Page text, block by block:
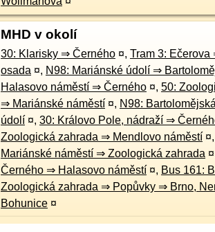
MHD v okolí
30: Klarisky ⇒ Černého ¤, Tram 3: Ečerova
osada ¤, N98: Mariánské údolí ⇒
Halasovo náměstí ⇒ Černého ¤, 50:
⇒ Mariánské náměstí ¤, N98:
údolí ¤, 30: Královo Pole, nádraží ⇒
Zoologická zahrada ⇒ Mendlovo náměstí ¤,
Mariánské náměstí ⇒ Zoologická zahrada ¤
Černého ⇒ Halasovo náměstí ¤, Bus 161:
Zoologická zahrada ⇒ Popůvky ⇒ Brno,
Bohunice ¤